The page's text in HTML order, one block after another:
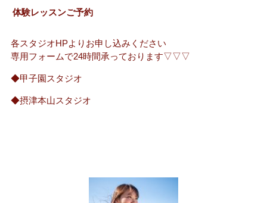
体験レッスンご予約
各スタジオHPよりお申し込みください
専用フォームで24時間承っております▽▽▽
◆甲子園スタジオ
◆摂津本山スタジオ